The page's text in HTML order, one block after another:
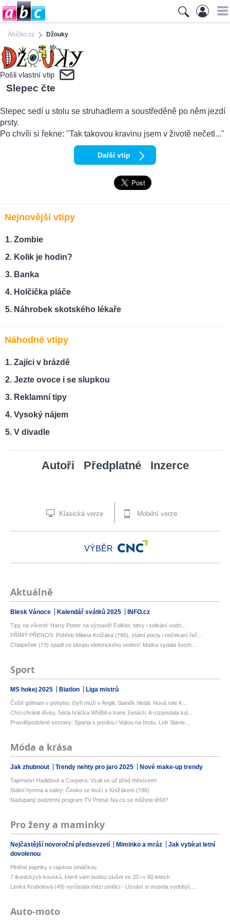
Ábíčko.cz Džouky
Pošli vlastní vtip
Slepec čte
Slepec sedí u stolu se struhadlem a soustředěně po něm jezdí
prsty.
Po chvíli si řekne: "Tak takovou kravinu jsem v životě nečetl..."
Další vtip
Nejnovější vtipy
Zombie
Kolik je hodin?
Banka
Holčička pláče
Náhrobek skotského lékaře
Náhodné vtipy
Zajíci v brázdě
Jezte ovoce i se slupkou
Reklamní tipy
Vysoký nájem
V divadle
Autoři Předplatné Inzerce
Klasická verze Mobilní verze
VÝBĚR
Aktuálně
Blesk Vánoce Kalendář svátků 2025 INFO.cz
Tipy na víkend: Harry Potter na výstavě! Folklor, bitvy i setkání vodn...
PŘÍMÝ PŘENOS: Pohřeb Milana Knížáka (†86), státní pocty i nečekaní řeč...
Chlapeček (†3) spadl ze sloupu elektrického vedení: Matka vydala šestn...
Sport
MS hokej 2025 Biatlon Liga mistrů
Čeští gólmani v pohybu: čtyři muži v Anglii, Staněk hledá. Nová role K...
Chci chránit dívky, řekla hráčka WNBA o trans ženách. A rozpoutala kul...
Pravděpodobné sestavy: Sparta s posilou i Vojtou na hrotu. Lídr Slavie...
Móda a krása
Jak zhubnout Trendy nehty pro jaro 2025 Nové make-up trendy
Tajemství Hadidové a Coopera: Vzali se už před měsícem!
Státní hymna a salvy: Česko se loučí s Knížákem (†86)
Nadupaný podzimní program TV Prima! Na co se můžete těšit?
Pro ženy a maminky
Nejčastější novoroční předsevzetí Miminko a mráz
Jak vybírat letní
dovolenou
Plněné papriky s rajskou omáčkou
7 ikonických kousků, které vám budou slušet ve 20 i v 60 letech
Lenka Krobotová (49) vyrůstala mezi umělci - Uznání si musela vydobýt....
Auto-moto